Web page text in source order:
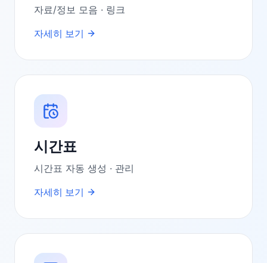
자료/정보 모음 · 링크
자세히 보기
시간표
시간표 자동 생성 · 관리
자세히 보기